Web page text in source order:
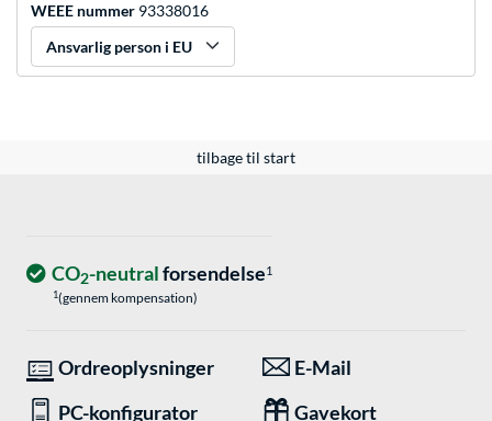
WEEE nummer 93338016
Ansvarlig person i EU
tilbage til start
CO2-neutralforsendelse1
1(gennem kompensation)
Ordreoplysninger
E-Mail
PC-konfigurator
Gavekort